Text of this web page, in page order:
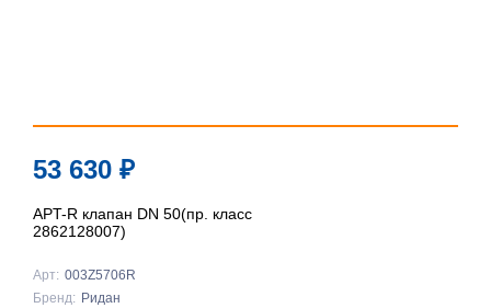
53 630 ₽
APT-R клапан DN 50(пр. класс
2862128007)
Арт: 003Z5706R
Бренд: Ридан